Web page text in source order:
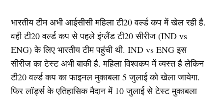
भारतीय टीम अभी आईसीसी महिला टी20 वर्ल्ड कप में खेल रही है.
वही टी20 वर्ल्ड कप से पहले इंग्लैंड टी20 सीरीज (IND vs
ENG) के लिए भारतीय टीम पहुंची थी. IND vs ENG इस
सीरीज का टेस्ट अभी बाकी है. महिला विश्वकप में व्यस्त है लेकिन
टी20 वर्ल्ड कप का फाइनल मुकाबला 5 जुलाई को खेला जायेगा.
फिर लॉर्ड्स के एतिहासिक मैदान में 10 जुलाई से टेस्ट मुकाबला